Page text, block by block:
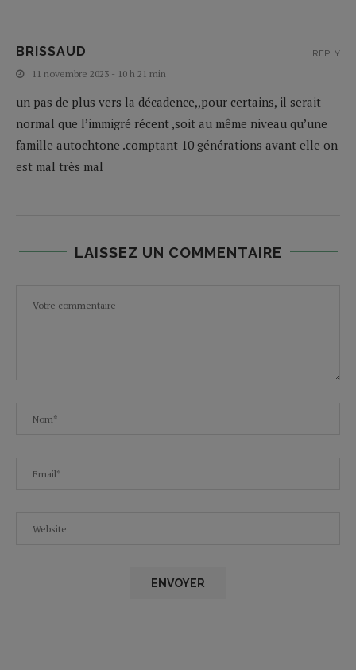
BRISSAUD
11 novembre 2023 - 10 h 21 min
un pas de plus vers la décadence,,pour certains, il serait
normal que l’immigré récent ,soit au même niveau qu’une
famille autochtone .comptant 10 générations avant elle on
est mal très mal
REPLY
LAISSEZ UN COMMENTAIRE